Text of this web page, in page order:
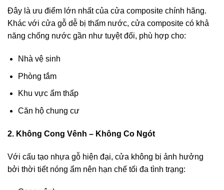
Đây là ưu điểm lớn nhất của cửa composite chính hãng.
Khác với cửa gỗ dễ bị thấm nước, cửa composite có khả
năng chống nước gần như tuyệt đối, phù hợp cho:
Nhà vệ sinh
Phòng tắm
Khu vực ẩm thấp
Căn hộ chung cư
2. Không Cong Vênh – Không Co Ngót
Với cấu tạo nhựa gỗ hiện đại, cửa không bị ảnh hưởng
bởi thời tiết nóng ẩm nên hạn chế tối đa tình trạng: